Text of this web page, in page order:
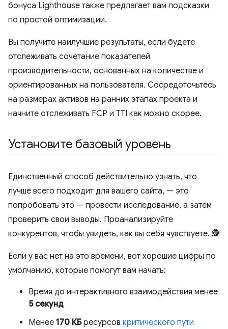
бонуса Lighthouse также предлагает вам подсказки
по простой оптимизации.
Вы получите наилучшие результаты, если будете
отслеживать сочетание показателей
производительности, основанных на количестве и
ориентированных на пользователя. Сосредоточьтесь
на размерах активов на ранних этапах проекта и
начните отслеживать FCP и TTI как можно скорее.
Установите базовый уровень
Единственный способ действительно узнать, что
лучше всего подходит для вашего сайта, — это
попробовать это — провести исследование, а затем
проверить свои выводы. Проанализируйте
конкурентов, чтобы увидеть, как вы себя чувствуете. 🕵️
Если у вас нет на это времени, вот хорошие цифры по
умолчанию, которые помогут вам начать:
Время до интерактивного взаимодействия менее
5 секунд
Менее 170 КБресурсов критического пути